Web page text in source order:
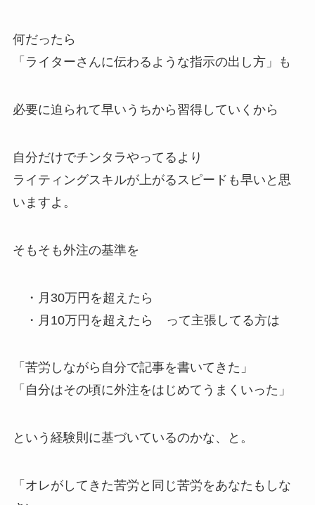
何だったら
「ライターさんに伝わるような指示の出し方」も
必要に迫られて早いうちから習得していくから
自分だけでチンタラやってるより
ライティングスキルが上がるスピードも早いと思
いますよ。
そもそも外注の基準を
・月30万円を超えたら
・月10万円を超えたら って主張してる方は
「苦労しながら自分で記事を書いてきた」
「自分はその頃に外注をはじめてうまくいった」
という経験則に基づいているのかな、と。
「オレがしてきた苦労と同じ苦労をあなたもしな